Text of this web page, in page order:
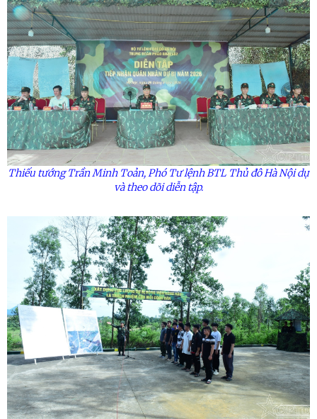
Thiếu tướng Trần Minh Toản, Phó Tư lệnh BTL Thủ đô Hà Nội dự
và theo dõi diễn tập.